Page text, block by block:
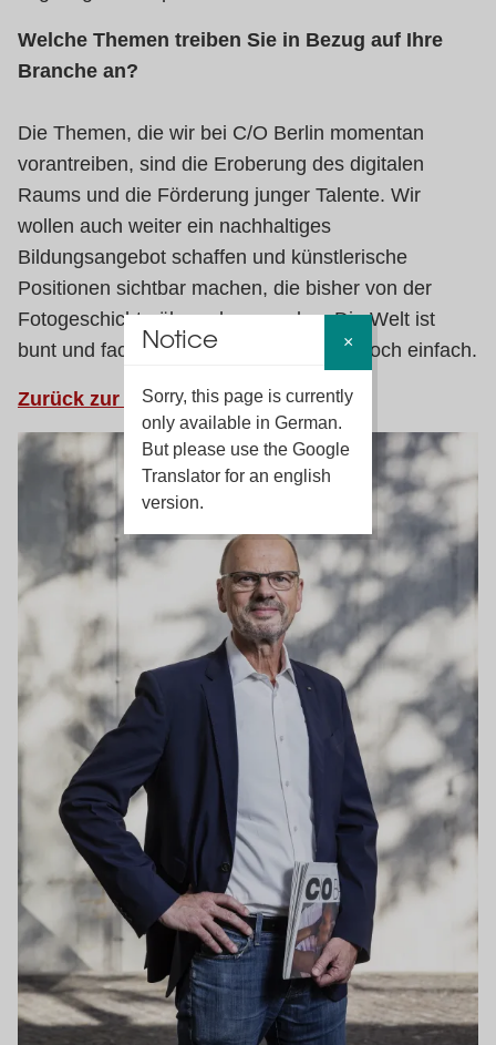
Notice
Sorry, this page is currently
only available in German.
But please use the Google
Translator for an english
version.
×
Welche Themen treiben Sie in Bezug auf Ihre
Branche an?
Die Themen, die wir bei C/O Berlin momentan
vorantreiben, sind die Eroberung des digitalen
Raums und die Förderung junger Talente. Wir
wollen auch weiter ein nachhaltiges
Bildungsangebot schaffen und künstlerische
Positionen sichtbar machen, die bisher von der
Fotogeschichte übersehen wurden. Die Welt ist
bunt und facettenreich, zeigen wir das doch einfach.
Zurück zur Übersicht